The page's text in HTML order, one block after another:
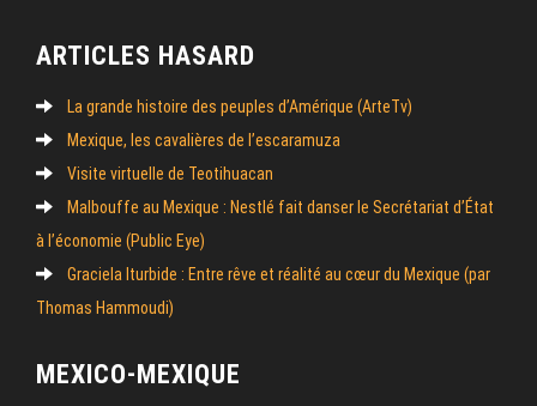
ARTICLES HASARD
La grande histoire des peuples d’Amérique (ArteTv)
Mexique, les cavalières de l’escaramuza
Visite virtuelle de Teotihuacan
Malbouffe au Mexique : Nestlé fait danser le Secrétariat d’État
à l’économie (Public Eye)
Graciela Iturbide : Entre rêve et réalité au cœur du Mexique (par
Thomas Hammoudi)
MEXICO-MEXIQUE